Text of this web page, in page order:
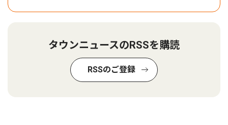
タウンニュースのRSSを購読
RSSのご登録